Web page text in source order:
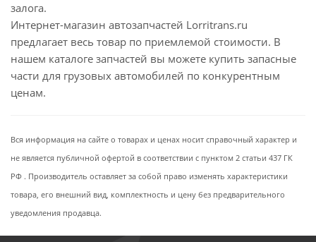
залога.
Интернет-магазин автозапчастей Lorritrans.ru
предлагает весь товар по приемлемой стоимости. В
нашем каталоге запчастей вы можете купить запасные
части для грузовых автомобилей по конкурентным
ценам.
Вся информация на сайте о товарах и ценах носит справочный характер и
не является публичной офертой в соответствии с пунктом 2 статьи 437 ГК
РФ . Производитель оставляет за собой право изменять характеристики
товара, его внешний вид, комплектность и цену без предварительного
уведомления продавца.